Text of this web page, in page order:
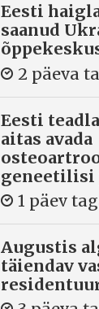
Eesti
saanud
2 päeva
Eesti
aitas avada
geneetilisi
1 päev
Augustis
täiendav